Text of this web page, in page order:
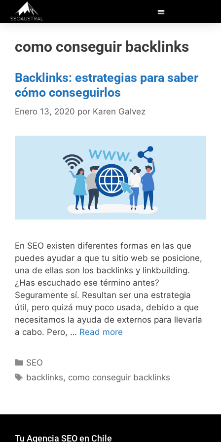
como conseguir backlinks
Backlinks: estrategias para saber
cómo conseguirlos
Enero 13, 2020 por Karen Galvez
En SEO existen diferentes formas en las que
puedes ayudar a que tu sitio web se posicione,
una de ellas son los backlinks y linkbuilding.
¿Has escuchado ese término antes?
Seguramente sí. Resultan ser una estrategia
útil, pero quizá muy poco usada, debido a que
necesitamos la ayuda de externos para llevarla
a cabo. Pero, … Read more
SEO
backlinks, como conseguir backlinks
Tu Agencia SEO en Chile